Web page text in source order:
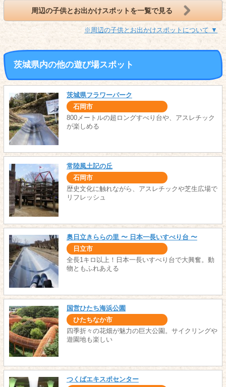
周辺の子供とお出かけスポットを一覧で見る
※周辺の子供とお出かけスポットについて ▼
茨城県内の他の遊び場スポット
茨城県フラワーパーク
石岡市
800メートルの超ロングすべり台や、アスレチック
が楽しめる
常陸風土記の丘
石岡市
歴史文化に触れながら、アスレチックや芝生広場で
リフレッシュ
奥日立きららの里 〜 日本一長いすべり台 〜
日立市
全長1キロ以上！日本一長いすべり台で大興奮。動
物ともふれあえる
国営ひたち海浜公園
ひたちなか市
四季折々の花畑が魅力の巨大公園。サイクリングや
遊園地も楽しい
つくばエキスポセンター